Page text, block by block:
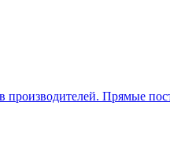
Прямые